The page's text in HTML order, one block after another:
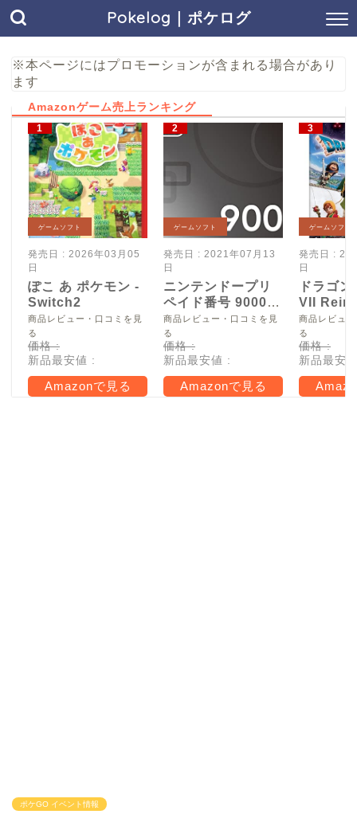
Pokelog｜ポケログ
※本ページにはプロモーションが含まれる場合があり
ます
Amazonゲーム売上ランキング
ゲームソフト
発売日 : 2026年03月05
日
ぽこ あ ポケモン -
Switch2
商品レビュー・口コミを見
る
価格 :
新品最安値 :
Amazonで見る
ゲームソフト
発売日 : 2021年07月13
日
ニンテンドープリ
ペイド番号 9000
円|オンラインコー
ド版
商品レビュー・口コミを見
る
価格 :
新品最安値 :
Amazonで見る
ゲームソフト
発売日 :
日
ドラゴ
VII
Switch2
商品レビュ
る
価格 :
新品最安
ポケGO イベント情報